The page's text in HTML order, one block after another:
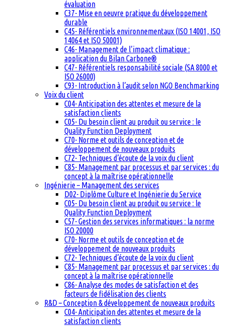
évaluation
C37- Mise en oeuvre pratique du développement
durable
C45- Référentiels environnementaux (ISO 14001, ISO
14064 et ISO 50001)
C46- Management de l’impact climatique :
application du Bilan Carbone®
C47- Référentiels responsabilité sociale (SA 8000 et
ISO 26000)
C93- Introduction à l’audit selon NGO Benchmarking
Voix du client
C04- Anticipation des attentes et mesure de la
satisfaction clients
C05- Du besoin client au produit ou service : le
Quality Function Deployment
C70- Norme et outils de conception et de
développement de nouveaux produits
C72- Techniques d’écoute de la voix du client
C85- Management par processus et par services : du
concept à la maîtrise opérationnelle
Ingénierie – Management des services
D02- Diplôme Culture et Ingénierie du Service
C05- Du besoin client au produit ou service : le
Quality Function Deployment
C57- Gestion des services informatiques : la norme
ISO 20000
C70- Norme et outils de conception et de
développement de nouveaux produits
C72- Techniques d’écoute de la voix du client
C85- Management par processus et par services : du
concept à la maîtrise opérationnelle
C86- Analyse des modes de satisfaction et des
facteurs de fidélisation des clients
R&D – Conception & développement de nouveaux produits
C04- Anticipation des attentes et mesure de la
satisfaction clients